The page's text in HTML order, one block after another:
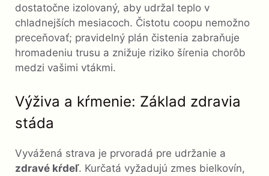
dostatočne izolovaný, aby udržal teplo v
chladnejších mesiacoch. Čistotu coopu nemožno
preceňovať; pravidelný plán čistenia zabraňuje
hromadeniu trusu a znižuje riziko šírenia chorôb
medzi vašimi vtákmi.
Výživa a kŕmenie: Základ zdravia
stáda
Vyvážená strava je prvoradá pre udržanie a
zdravé kŕdeľ. Kurčatá vyžadujú zmes bielkovín,